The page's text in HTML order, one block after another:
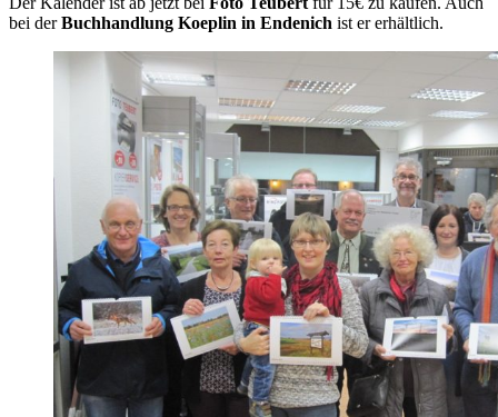
bei derBuchhandlung Koeplin in Endenich ist er erhältlich.